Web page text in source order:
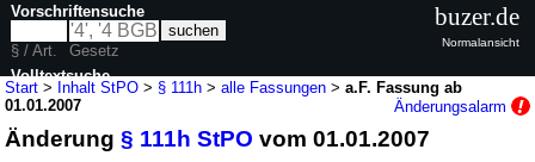
Start > Inhalt StPO > § 111h >alle Fassungen >a.F. Fassung ab
01.01.2007
Änderungsalarm
Änderung§ 111h StPO vom 01.01.2007
Vorschriftensuche
§ / Art.
Gesetz
Volltextsuche
buzer.de
Normalansicht